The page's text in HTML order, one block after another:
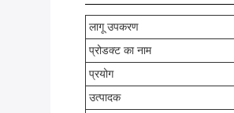
लागू उपकरण
प्रोडक्ट का नाम
प्रयोग
उत्पादक